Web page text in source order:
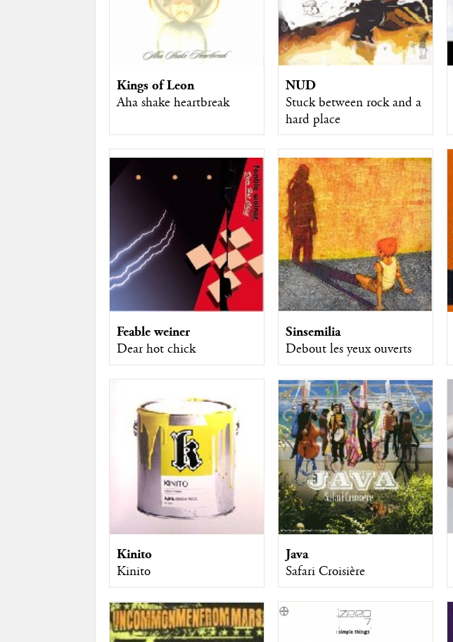
Kings of Leon
Aha shake heartbreak
NUD
Stuck between rock and a
hard place
Feable weiner
Dear hot chick
Sinsemilia
Debout les yeux ouverts
Kinito
Kinito
Java
Safari Croisière